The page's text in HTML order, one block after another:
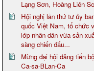
Lạng Sơn, Hoàng Liên
Hội nghị lần thứ tư ủy
quốc Việt Nam, tổ chức
lớp nhân dân vừa sản
sàng chiến đấu...
Mừng đại hội đảng tiến
Ca-sa-BLan-Ca